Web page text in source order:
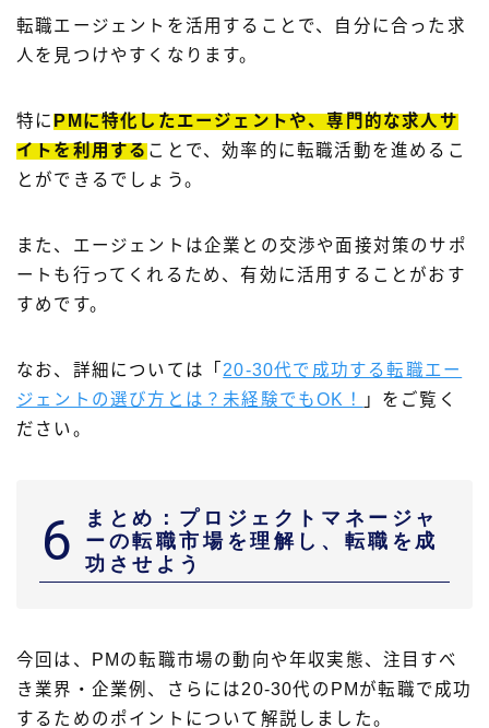
転職エージェントを活用することで、自分に合った求
人を見つけやすくなります。
特に PMに特化したエージェントや、専門的な求人サ
イトを利用する ことで、効率的に転職活動を進めるこ
とができるでしょう。
また、エージェントは企業との交渉や面接対策のサポ
ートも行ってくれるため、有効に活用することがおす
すめです。
なお、詳細については「 20-30代で成功する転職エー
ジェントの選び方とは？未経験でもOK！
」をご覧く
ださい。
6
まとめ：プロジェクトマネージャ
ーの転職市場を理解し、転職を成
功させよう
今回は、PMの転職市場の動向や年収実態、注目すべ
き業界・企業例、さらには20-30代のPMが転職で成功
するためのポイントについて解説しました。